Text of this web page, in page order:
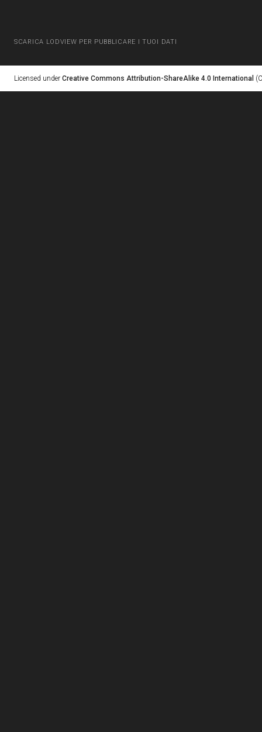
SCARICA LODVIEW PER PUBBLICARE I TUOI DATI
Licensed under Creative Commons Attribution-ShareAlike 4.0 International